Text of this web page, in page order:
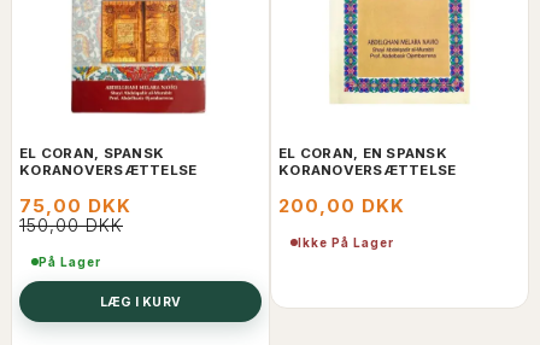
EL CORAN, SPANSK
KORANOVERSÆTTELSE
75,00 DKK
150,00 DKK
På Lager
LÆG I KURV
EL CORAN, EN SPANSK
KORANOVERSÆTTELSE
200,00 DKK
Ikke På Lager